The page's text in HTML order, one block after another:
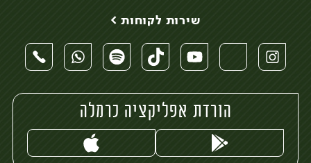
שירות לקוחות >
הורדת אפליקציה כרמלה